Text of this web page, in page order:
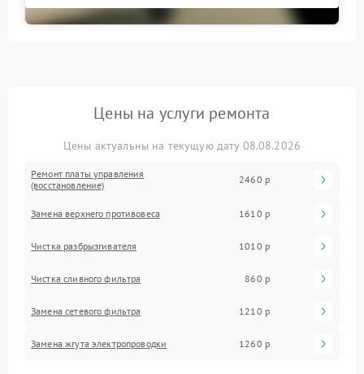
Цены на услуги ремонта
Цены актуальны на текущую дату 08.08.2026
Ремонт платы управления
(восстановление)
2460 р
Замена верхнего противовеса 1610 р
Чистка разбрызгивателя 1010 р
Чистка сливного фильтра 860 р
Замена сетевого фильтра 1210 р
Замена жгута электропроводки 1260 р